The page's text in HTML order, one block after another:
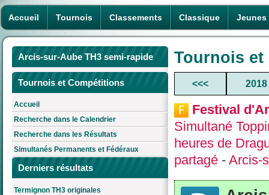
Accueil Tournois Classements Classique Jeunes
Arcis-sur-Aube TH3 semi-rapide
Tournois et Compétitions
Accueil
Recherche dans le Calendrier
Recherche dans les Résultats
Simultanés Permanents et Fédéraux
Derniers résultats
Termignon TH3 originales
Tournois
<<< 2018
Festival
Simultané
heures de
partagé - Arcis-